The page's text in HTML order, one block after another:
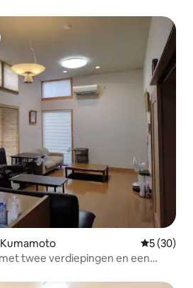
Kumamoto
5 (30)
twee verdiepingen en een
2 auto's · Huisdieren welkom